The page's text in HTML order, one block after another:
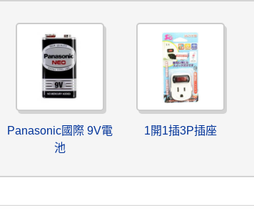
Panasonic國際 9V電
池
1開1插3P插座